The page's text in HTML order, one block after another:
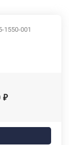
1550-001
₽